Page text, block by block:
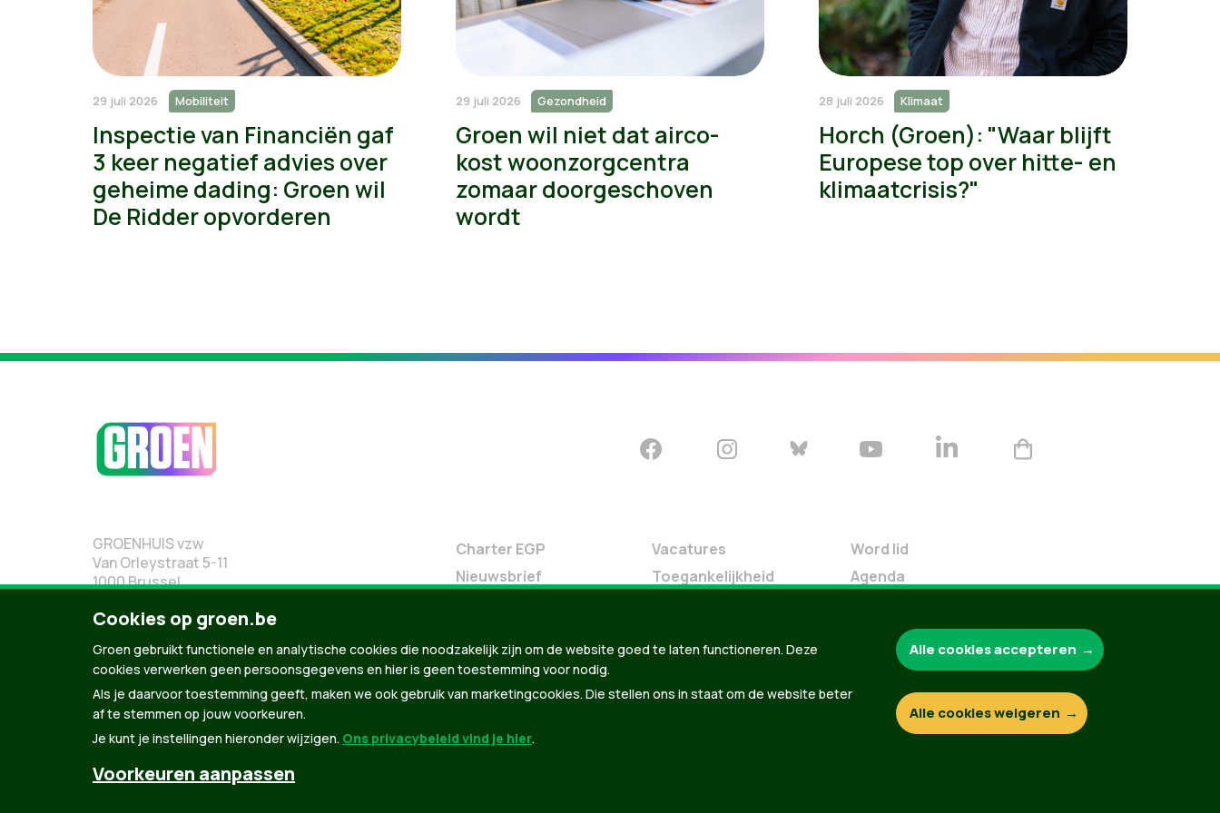
29 juli 2026 Mobiliteit
Inspectie van Financiën gaf
3 keer negatief advies over
geheime dading: Groen wil
De Ridder opvorderen
29 juli 2026 Gezondheid
Groen wil niet dat airco-
kost woonzorgcentra
zomaar doorgeschoven
wordt
28 juli 2026 Klimaat
Horch (Groen): "Waar blijft
Europese top over hitte- en
klimaatcrisis?"
GROENHUIS vzw
Van Orleystraat 5-11
1000 Brussel
02 219 19 19
Charter EGP
Nieuwsbrief
Groen in je buurt
Meldpunt
Vacatures
Toegankelijkheid
Word lid
Agenda
Verleng je lidmaatschap
Programma oktober 2024
Downloads
Webshop
© Copyright Groen 2026 | Gemaakt met
Cookies op groen.be
Groen gebruikt functionele en analytische cookies die noodzakelijk zijn om de website goed te laten functioneren. Deze
cookies verwerken geen persoonsgegevens en hier is geen toestemming voor nodig.
Als je daarvoor toestemming geeft, maken we ook gebruik van marketingcookies. Die stellen ons in staat om de website beter
af te stemmen op jouw voorkeuren.
Je kunt je instellingen hieronder wijzigen. Ons privacybeleid vind je hier.
Voorkeuren aanpassen
Alle cookies accepteren
Alle cookies weigeren